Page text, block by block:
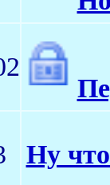
Ну